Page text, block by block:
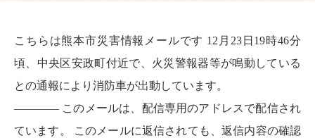
こちらは熊本市災害情報メールです 12月23日19時46分
頃、中央区安政町付近で、火災警報器等が鳴動している
との通報により消防車が出動しています。
———— このメールは、配信専用のアドレスで配信され
ています。 このメールに返信されても、返信内容の確認